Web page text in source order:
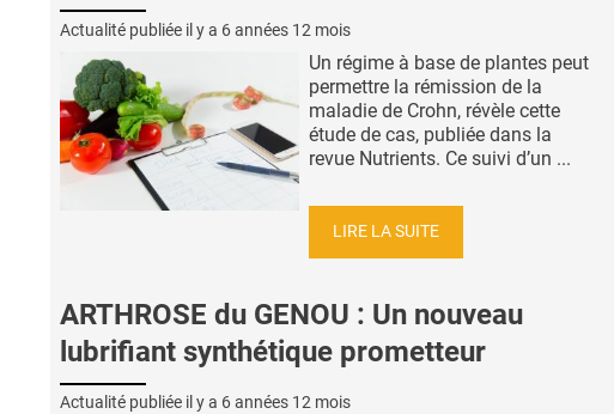
Actualité publiée il y a 6 années 12 mois
Un régime à base de plantes peut
permettre la rémission de la
maladie de Crohn, révèle cette
étude de cas, publiée dans la
revue Nutrients. Ce suivi d’un ...
LIRE LA SUITE
ARTHROSE du GENOU : Un nouveau
lubrifiant synthétique prometteur
Actualité publiée il y a 6 années 12 mois